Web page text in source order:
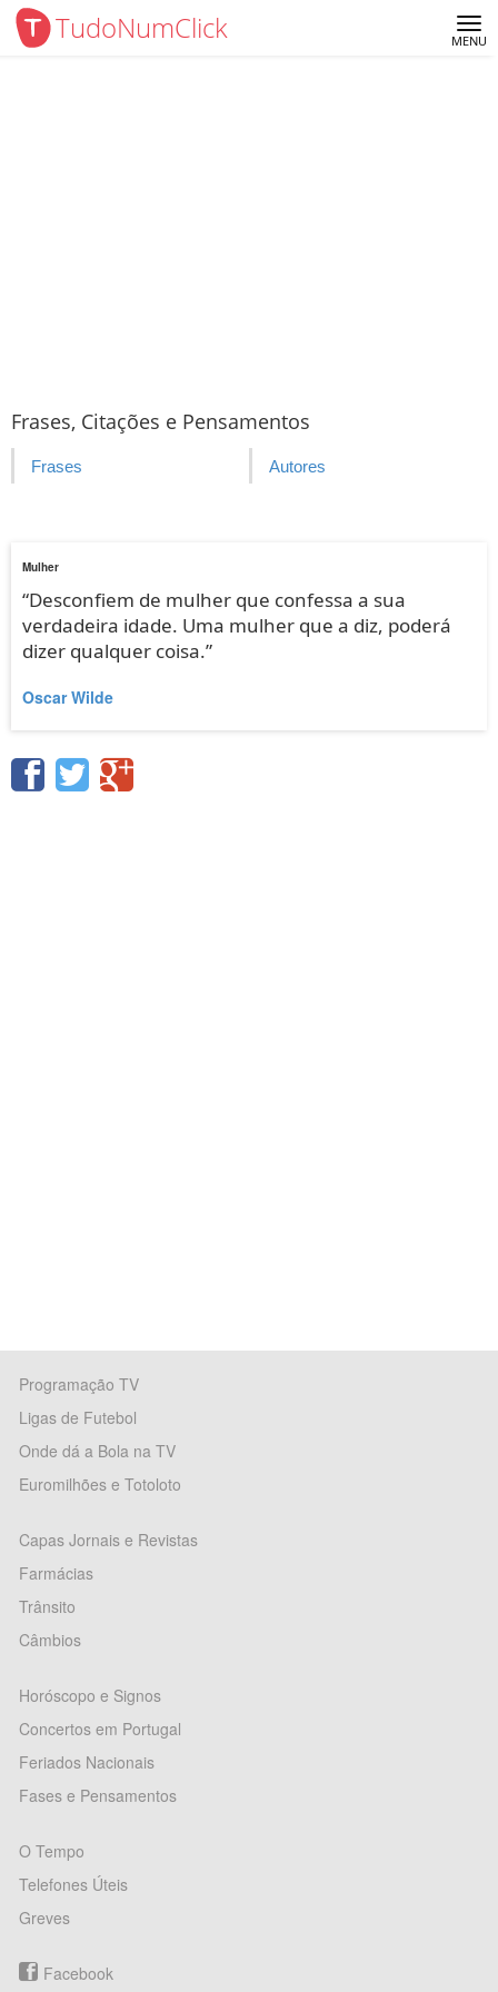
TudoNumClick MENU
Frases, Citações e Pensamentos
Frases Autores
Mulher
“Desconfiem de mulher que confessa a sua
verdadeira idade. Uma mulher que a diz, poderá
dizer qualquer coisa.”
Oscar Wilde
Programação TV
Ligas de Futebol
Onde dá a Bola na TV
Euromilhões e Totoloto
Capas Jornais e Revistas
Farmácias
Trânsito
Câmbios
Horóscopo e Signos
Concertos em Portugal
Feriados Nacionais
Fases e Pensamentos
O Tempo
Telefones Úteis
Greves
Facebook